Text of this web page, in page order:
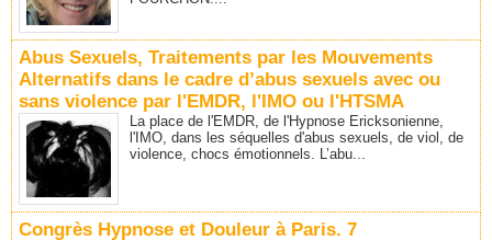
Abus Sexuels, Traitements par les Mouvements
Alternatifs dans le cadre d’abus sexuels avec ou
sans violence par l'EMDR, l'IMO ou l'HTSMA
La place de l'EMDR, de l'Hypnose Ericksonienne,
l'IMO, dans les séquelles d'abus sexuels, de viol, de
violence, chocs émotionnels. L’abu...
Congrès Hypnose et Douleur à Paris. 7